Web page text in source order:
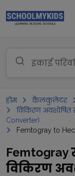
होम कैलकुलेटर
विकिरण अवशोषित
Converter)
Femtogray to
Femtogray
विकिरण